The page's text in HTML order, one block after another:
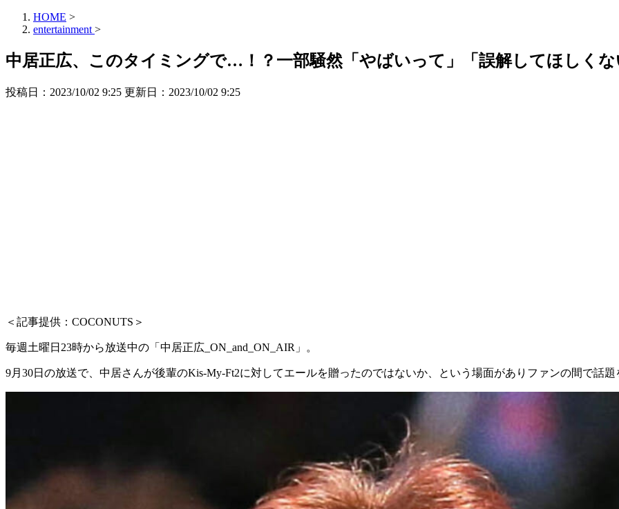
HOME >
entertainment >
中居正広、このタイミングで…！？一部騒然「やばいって」「誤解してほしくな
投稿日：2023/10/02 9:25 更新日： 2023/10/02 9:25
＜記事提供：COCONUTS＞
毎週土曜日23時から放送中の「中居正広_ON_and_ON_AIR」。
9月30日の放送で、中居さんが後輩のKis-My-Ft2に対してエールを贈ったのではないか、という場面がありファンの間で話